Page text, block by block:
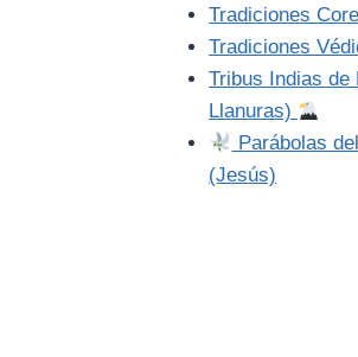
Tradiciones
Tradiciones
Tribus Indias
Llanuras)
Parábolas
(Jesús)